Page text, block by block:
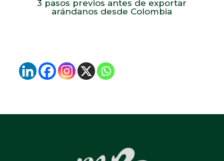
3 pasos previos antes de exportar
arándanos desde Colombia